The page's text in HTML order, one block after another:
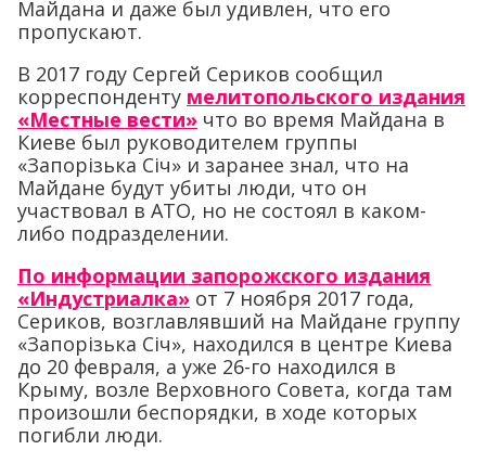
Майдана и даже был удивлен, что его
пропускают.
В 2017 году Сергей Сериков сообщил
корреспонденту мелитопольского издания
«Местные вести» что во время Майдана в
Киеве был руководителем группы
«Запорізька Січ» и заранее знал, что на
Майдане будут убиты люди, что он
участвовал в АТО, но не состоял в каком-
либо подразделении.
По информации запорожского издания
«Индустриалка» от 7 ноября 2017 года,
Сериков, возглавлявший на Майдане группу
«Запорізька Січ», находился в центре Киева
до 20 февраля, а уже 26-го находился в
Крыму, возле Верховного Совета, когда там
произошли беспорядки, в ходе которых
погибли люди.